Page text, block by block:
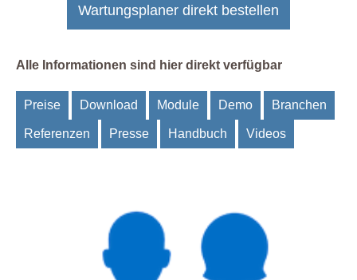
Wartungsplaner direkt bestellen
Alle Informationen sind hier direkt verfügbar
Preise Download Module Demo Branchen
Referenzen Presse Handbuch Videos